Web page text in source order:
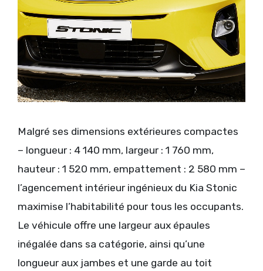
Malgré ses dimensions extérieures compactes
– longueur : 4 140 mm, largeur : 1 760 mm,
hauteur : 1 520 mm, empattement : 2 580 mm –
l’agencement intérieur ingénieux du Kia Stonic
maximise l’habitabilité pour tous les occupants.
Le véhicule offre une largeur aux épaules
inégalée dans sa catégorie, ainsi qu’une
longueur aux jambes et une garde au toit